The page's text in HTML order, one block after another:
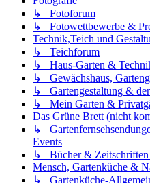
↳ Fotoforum
↳ Fotowettbewerbe &
Technik,Teich und
↳ Teichforum
↳ Haus-Garten &
↳ Gewächshaus,
↳ Gartengestaltung &
↳ Mein Garten &
Das Grüne Brett (nicht
↳
Events
↳ Bücher & Zeitschriften
Mensch, Gartenküche &
↳ Gartenküche-